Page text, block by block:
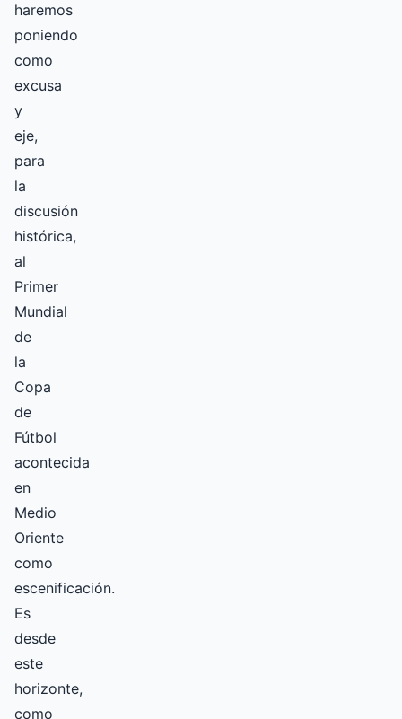
haremos
poniendo
como
excusa
y
eje,
para
la
discusión
histórica,
al
Primer
Mundial
de
la
Copa
de
Fútbol
acontecida
en
Medio
Oriente
como
escenificación.
Es
desde
este
horizonte,
como